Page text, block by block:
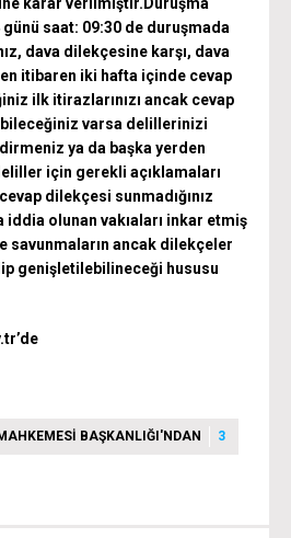
saat: 09:30 de duruşmada
dava dilekçesine karşı, dava
itibaren iki hafta içinde cevap
ilk itirazlarınızı ancak cevap
varsa delillerinizi
ya da başka yerden
için gerekli açıklamaları
dilekçesi sunmadığınız
iddia olunan vakıaları inkar etmiş
savunmaların ancak dilekçeler
genişletilebilineceği hususu
ilan.gov.tr’de
BAŞKANLIĞI'NDAN 3